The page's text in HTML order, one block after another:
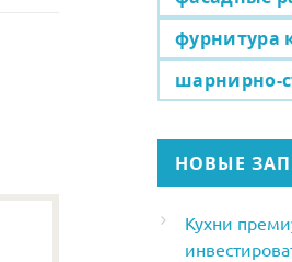
фурнитура
шарнирно-
НОВЫЕ
Кухни